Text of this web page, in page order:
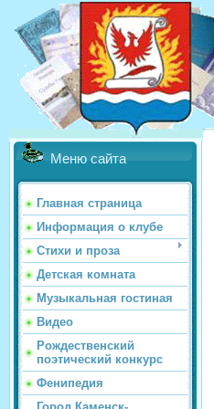
Меню сайта
Главная страница
Информация о клубе
Стихи и проза
Детская комната
Музыкальная гостиная
Видео
Рождественский
поэтический конкурс
Фенипедия